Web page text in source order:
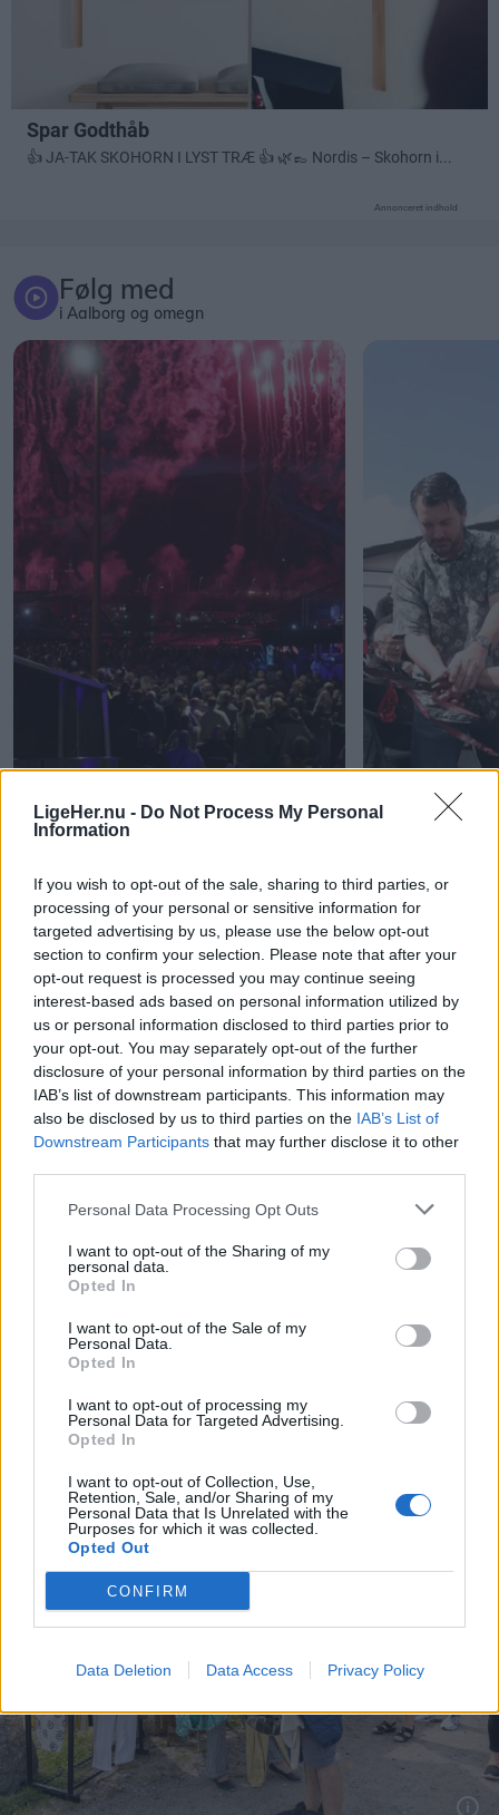
LigeHer.nu - Do Not Process My Personal
Information
If you wish to opt-out of the sale, sharing to third parties, or
processing of your personal or sensitive information for
targeted advertising by us, please use the below opt-out
section to confirm your selection. Please note that after your
opt-out request is processed you may continue seeing
interest-based ads based on personal information utilized by
us or personal information disclosed to third parties prior to
your opt-out. You may separately opt-out of the further
disclosure of your personal information by third parties on the
IAB’s list of downstream participants. This information may
also be disclosed by us to third parties on the IAB’s List of
Downstream Participants that may further disclose it to other
Personal Data Processing Opt Outs
I want to opt-out of the Sharing of my
personal data.
Opted In
I want to opt-out of the Sale of my
Personal Data.
Opted In
I want to opt-out of processing my
Personal Data for Targeted Advertising.
Opted In
I want to opt-out of Collection, Use,
Retention, Sale, and/or Sharing of my
Personal Data that Is Unrelated with the
Purposes for which it was collected.
Opted Out
CONFIRM
Data Deletion Data Access Privacy Policy
Annonceret indhold
Følg med
i Aalborg og omegn
Himlen eksploderede over Tall Ships
Races
Endnu et
Andre læser også
Nu lukker genbrugsplads:
stedet